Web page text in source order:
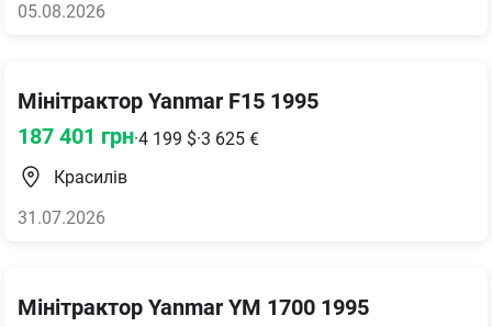
05.08.2026
Мінітрактор Yanmar F15 1995
187 401 грн·4 199 $·3 625 €
Красилів
31.07.2026
Мінітрактор Yanmar YM 1700 1995